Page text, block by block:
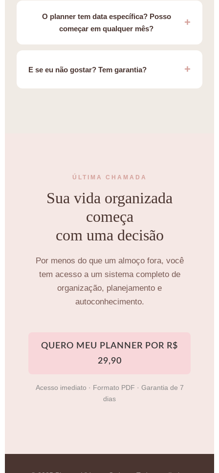
O planner tem data específica? Posso
começar em qualquer mês?
E se eu não gostar? Tem garantia?
ÚLTIMA CHAMADA
Sua vida organizada
começa
com uma decisão
Por menos do que um almoço fora, você
tem acesso a um sistema completo de
organização, planejamento e
autoconhecimento.
QUERO MEU PLANNER POR R$
29,90
Acesso imediato · Formato PDF · Garantia de 7
dias